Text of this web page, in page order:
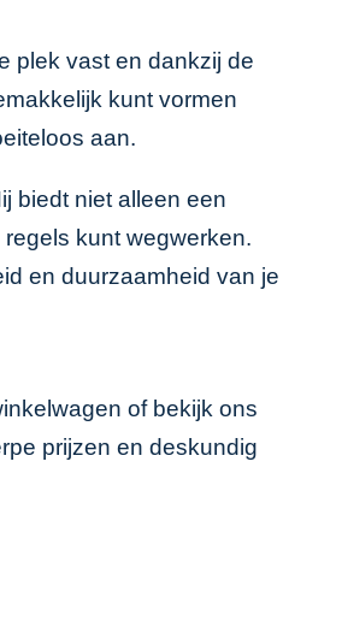
plek vast en dankzij de
kunt vormen
aan.
biedt niet alleen een
kunt wegwerken.
en duurzaamheid van je
of bekijk ons
prijzen en deskundig